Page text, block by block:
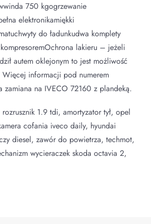
750 kgogrzewanie
elektronikamiękki
do ładunkudwa komplety
lakieru – jeżeli
autem oklejonym to jest możliwość
Więcej informacji pod numerem
zamiana na IVECO 72160 z plandeką.
1.9 tdi, amortyzator tył, opel
cofania iveco daily, hyundai
diesel, zawór do powietrza, techmot,
wycieraczek skoda octavia 2,